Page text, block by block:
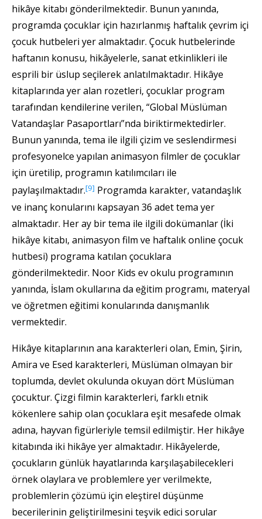
hikâye kitabı gönderilmektedir. Bunun yanında,
programda çocuklar için hazırlanmış haftalık çevrim içi
çocuk hutbeleri yer almaktadır. Çocuk hutbelerinde
haftanın konusu, hikâyelerle, sanat etkinlikleri ile
esprili bir üslup seçilerek anlatılmaktadır. Hikâye
kitaplarında yer alan rozetleri, çocuklar program
tarafından kendilerine verilen, “Global Müslüman
Vatandaşlar Pasaportları”nda biriktirmektedirler.
Bunun yanında, tema ile ilgili çizim ve seslendirmesi
profesyonelce yapılan animasyon filmler de çocuklar
için üretilip, programın katılımcıları ile
paylaşılmaktadır.[9] Programda karakter, vatandaşlık
ve inanç konularını kapsayan 36 adet tema yer
almaktadır. Her ay bir tema ile ilgili dokümanlar (İki
hikâye kitabı, animasyon film ve haftalık online çocuk
hutbesi) programa katılan çocuklara
gönderilmektedir. Noor Kids ev okulu programının
yanında, İslam okullarına da eğitim programı, materyal
ve öğretmen eğitimi konularında danışmanlık
vermektedir.
Hikâye kitaplarının ana karakterleri olan, Emin, Şirin,
Amira ve Esed karakterleri, Müslüman olmayan bir
toplumda, devlet okulunda okuyan dört Müslüman
çocuktur. Çizgi filmin karakterleri, farklı etnik
kökenlere sahip olan çocuklara eşit mesafede olmak
adına, hayvan figürleriyle temsil edilmiştir. Her hikâye
kitabında iki hikâye yer almaktadır. Hikâyelerde,
çocukların günlük hayatlarında karşılaşabilecekleri
örnek olaylara ve problemlere yer verilmekte,
problemlerin çözümü için eleştirel düşünme
becerilerinin geliştirilmesini teşvik edici sorular